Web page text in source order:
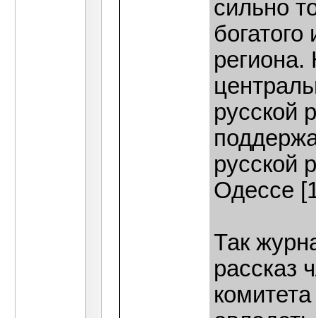
сильно
региона.
русской
русской
Одессе
Так
рассказ